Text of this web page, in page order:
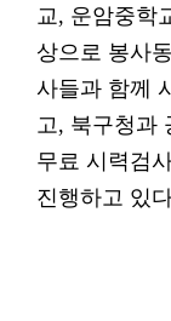
교, 운암중학
상으로 봉사
사들과 함께
고, 북구청과
무료 시력검
진행하고 있